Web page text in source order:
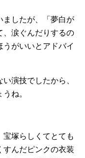
ましたが、「夢白が
、涙ぐんだりするの
がいいとアドバイ
演技でしたから、
ね。
宝塚らしくてとても
すんだピンクの衣装